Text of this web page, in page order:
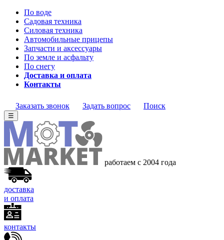
По воде
Садовая техника
Силовая техника
Автомобильные прицепы
Запчасти и аксессуары
По земле и асфальту
По снегу
Доставка и оплата
Контакты
Заказать звонок Задать вопрос Поиск
☰
работаем с 2004 года
доставка
и оплата
контакты